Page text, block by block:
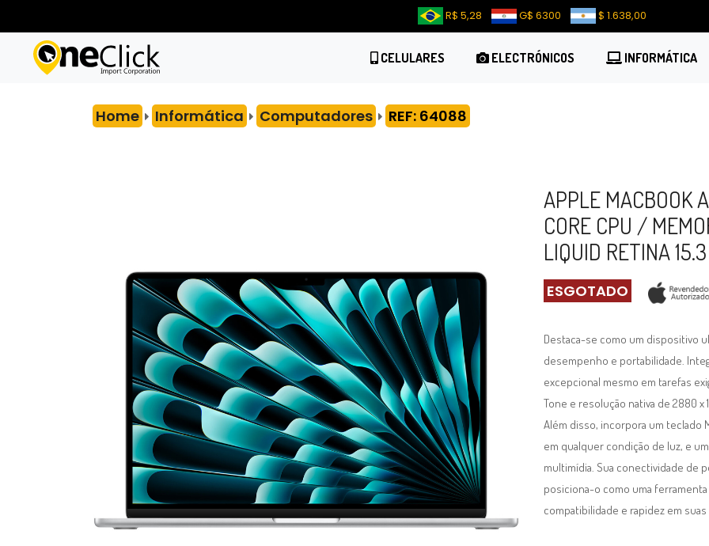
R$ 5,28 G$ 6300 $ 1.638,00
CELULARES ELECTRÓNICOS INFORMÁTICA
Home Informática Computadores REF: 64088
APPLE MACBOOK
CORE CPU /
LIQUID RETINA
ESGOTADO
Destaca-se como um dispositivo
desempenho e portabilidade.
excepcional mesmo em tarefas
Tone e resolução nativa de 2880 x
Além disso, incorpora um teclado
em qualquer condição de luz, e
multimídia. Sua conectividade de
posiciona-o como uma
compatibilidade e rapidez em